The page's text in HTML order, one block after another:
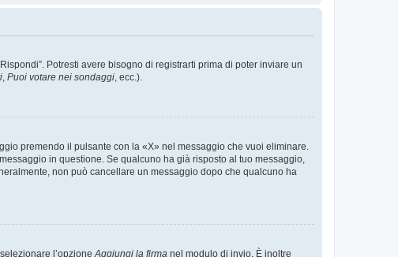
Potresti avere bisogno di registrarti prima di poter inviare un
Puoi votare nei sondaggi , ecc.).
premendo il pulsante con la «X» nel messaggio che vuoi eliminare.
in questione. Se qualcuno ha già risposto al tuo messaggio,
non può cancellare un messaggio dopo che qualcuno ha
l’opzione Aggiungi la firma nel modulo di invio. È inoltre